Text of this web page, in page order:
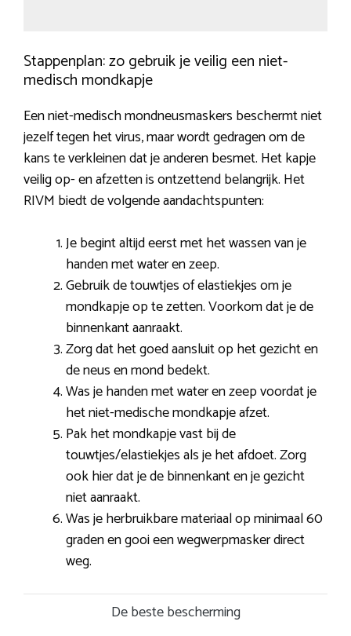
Stappenplan: zo gebruik je veilig een niet-
medisch mondkapje
Een niet-medisch mondneusmaskers beschermt niet
jezelf tegen het virus, maar wordt gedragen om de
kans te verkleinen dat je anderen besmet. Het kapje
veilig op- en afzetten is ontzettend belangrijk. Het
RIVM biedt de volgende aandachtspunten:
Je begint altijd eerst met het wassen van je
handen met water en zeep.
Gebruik de touwtjes of elastiekjes om je
mondkapje op te zetten. Voorkom dat je de
binnenkant aanraakt.
Zorg dat het goed aansluit op het gezicht en
de neus en mond bedekt.
Was je handen met water en zeep voordat je
het niet-medische mondkapje afzet.
Pak het mondkapje vast bij de
touwtjes/elastiekjes als je het afdoet. Zorg
ook hier dat je de binnenkant en je gezicht
niet aanraakt.
Was je herbruikbare materiaal op minimaal 60
graden en gooi een wegwerpmasker direct
weg.
De beste bescherming